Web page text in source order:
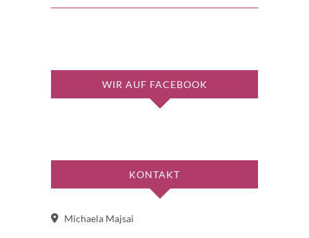
WIR AUF FACEBOOK
KONTAKT
Michaela Majsai